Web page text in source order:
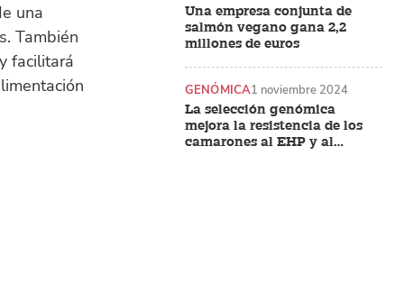
una
También
facilitará
Una empresa conjunta de
salmón vegano gana 2,2
millones de euros
La selección genómica
mejora la resistencia de los
camarones al EHP y al
GENÓMICA1 noviembre 2024